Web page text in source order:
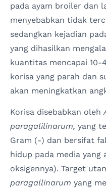
pada ayam broiler dan
menyebabkan tidak
sedangkan kejadian
yang dihasilkan
kuantitas mencapai 10-
korisa yang parah dan
akan meningkatkan
Korisa disebabkan oleh
paragalilinarum, yang
Gram (-) dan bersifat
hidup pada media yang
oksigennya). Target
paragallinarum yang